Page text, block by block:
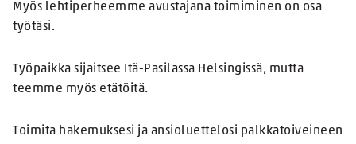
Myös lehtiperheemme avustajana toimiminen on osa
työtäsi.
Työpaikka sijaitsee Itä-Pasilassa Helsingissä, mutta
teemme myös etätöitä.
Toimita hakemuksesi ja ansioluettelosi palkkatoiveineen